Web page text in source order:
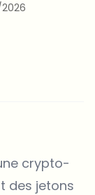
crypto-
des jetons